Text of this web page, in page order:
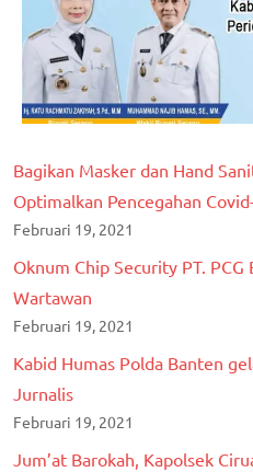
Bagikan Masker dan Hand
Optimalkan Pencegahan
Februari 19, 2021
Oknum Chip Security PT.
Wartawan
Februari 19, 2021
Kabid Humas Polda Banten
Jurnalis
Februari 19, 2021
Jum’at Barokah, Kapolsek